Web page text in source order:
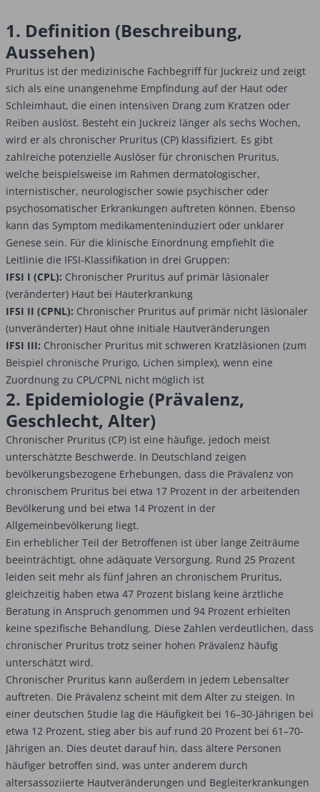
1. Definition (Beschreibung,
Aussehen)
Pruritus ist der medizinische Fachbegriff für Juckreiz und zeigt
sich als eine unangenehme Empfindung auf der Haut oder
Schleimhaut, die einen intensiven Drang zum Kratzen oder
Reiben auslöst. Besteht ein Juckreiz länger als sechs Wochen,
wird er als chronischer Pruritus (CP) klassifiziert. Es gibt
zahlreiche potenzielle Auslöser für chronischen Pruritus,
welche beispielsweise im Rahmen dermatologischer,
internistischer, neurologischer sowie psychischer oder
psychosomatischer Erkrankungen auftreten können. Ebenso
kann das Symptom medikamenteninduziert oder unklarer
Genese sein. Für die klinische Einordnung empfiehlt die
Leitlinie die IFSI-Klassifikation in drei Gruppen:
IFSI I (CPL): Chronischer Pruritus auf primär läsionaler
(veränderter) Haut bei Hauterkrankung
IFSI II (CPNL): Chronischer Pruritus auf primär nicht läsionaler
(unveränderter) Haut ohne initiale Hautveränderungen
IFSI III: Chronischer Pruritus mit schweren Kratzläsionen (zum
Beispiel chronische Prurigo, Lichen simplex), wenn eine
Zuordnung zu CPL/CPNL nicht möglich ist
2. Epidemiologie (Prävalenz,
Geschlecht, Alter)
Chronischer Pruritus (CP) ist eine häufige, jedoch meist
unterschätzte Beschwerde. In Deutschland zeigen
bevölkerungsbezogene Erhebungen, dass die Prävalenz von
chronischem Pruritus bei etwa 17 Prozent in der arbeitenden
Bevölkerung und bei etwa 14 Prozent in der
Allgemeinbevölkerung liegt.
Ein erheblicher Teil der Betroffenen ist über lange Zeiträume
beeinträchtigt, ohne adäquate Versorgung. Rund 25 Prozent
leiden seit mehr als fünf Jahren an chronischem Pruritus,
gleichzeitig haben etwa 47 Prozent bislang keine ärztliche
Beratung in Anspruch genommen und 94 Prozent erhielten
keine spezifische Behandlung. Diese Zahlen verdeutlichen, dass
chronischer Pruritus trotz seiner hohen Prävalenz häufig
unterschätzt wird.
Chronischer Pruritus kann außerdem in jedem Lebensalter
auftreten. Die Prävalenz scheint mit dem Alter zu steigen. In
einer deutschen Studie lag die Häufigkeit bei 16–30-Jährigen bei
etwa 12 Prozent, stieg aber bis auf rund 20 Prozent bei 61–70-
Jährigen an. Dies deutet darauf hin, dass ältere Personen
häufiger betroffen sind, was unter anderem durch
altersassoziierte Hautveränderungen und Begleiterkrankungen